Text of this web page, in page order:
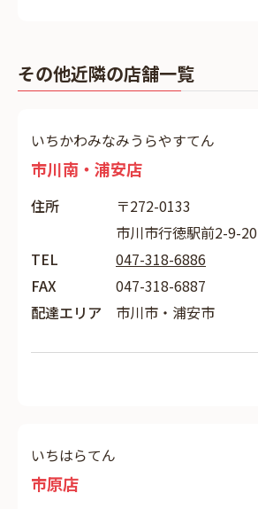
その他近隣の店舗一覧
いちかわみなみうらやすてん
市川南・浦安店
住所
〒272-0133
市川市行徳駅前2-9-20
TEL
047-318-6886
FAX
047-318-6887
配達エリア
市川市・浦安市
いちはらてん
市原店